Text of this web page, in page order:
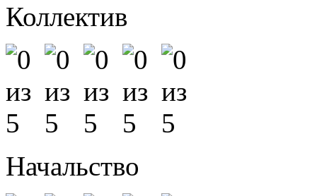
Коллектив
Начальство